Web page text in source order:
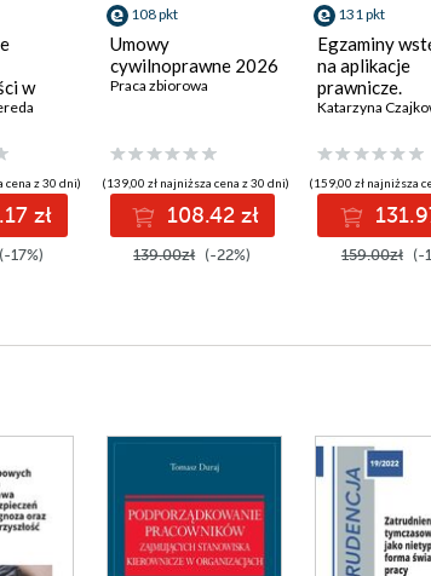
prof. KUL
w
cena z 30 dni)
zł
(-17%)
108 pkt
Umowy
cywilnoprawne 2026
Praca zbiorowa
(139,00 zł najniższa cena z 30 dni)
108.42 zł
139.00zł (-22%)
131 pkt
Egzaminy
na aplikacje
prawnicze.
Opracowania
(159,00 zł najniższa
159.00zł (-